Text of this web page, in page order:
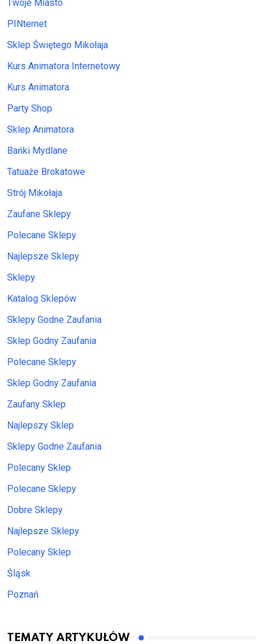
Twoje Miasto
PINternet
Sklep Świętego Mikołaja
Kurs Animatora Internetowy
Kurs Animatora
Party Shop
Sklep Animatora
Bańki Mydlane
Tatuaże Brokatowe
Strój Mikołaja
Zaufane Sklepy
Polecane Sklepy
Najlepsze Sklepy
Sklepy
Katalog Sklepów
Sklepy Godne Zaufania
Sklep Godny Zaufania
Polecane Sklepy
Sklep Godny Zaufania
Zaufany Sklep
Najlepszy Sklep
Sklepy Godne Zaufania
Polecany Sklep
Polecane Sklepy
Dobre Sklepy
Najlepsze Sklepy
Polecany Sklep
Śląsk
Poznań
TEMATY ARTYKUŁÓW